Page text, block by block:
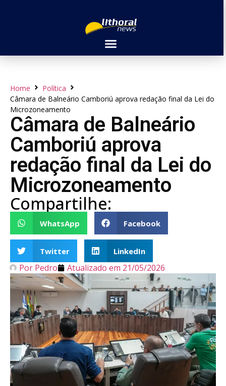
Home
Política
Câmara de Balneário Camboriú aprova redação final da Lei do
Microzoneamento
Câmara de Balneário
Camboriú aprova
redação final da Lei do
Microzoneamento
Compartilhe:
WhatsApp Facebook
Twitter LinkedIn
Por Pedro Atualizado em 21/05/2026